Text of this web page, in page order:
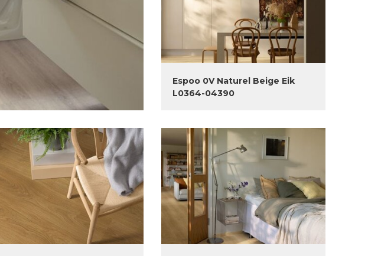
Espoo 0V Naturel Beige Eik
L0364-04390